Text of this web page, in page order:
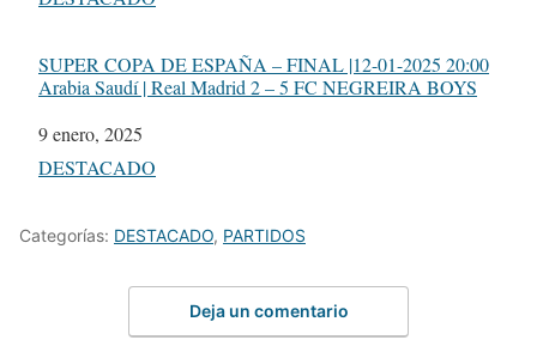
SUPER COPA DE ESPAÑA – FINAL |12-01-2025 20:00
Arabia Saudí | Real Madrid 2 – 5 FC NEGREIRA BOYS
Fecha
9 enero, 2025
Respecto a
DESTACADO
Categorías: DESTACADO, PARTIDOS
Deja un comentario